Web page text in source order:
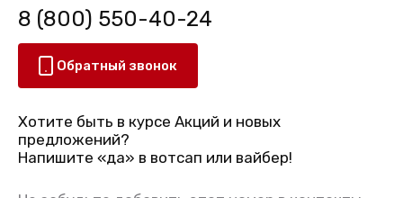
8 (800) 550-40-24
Обратный звонок
Хотите быть в курсе Акций и новых
предложений?
Напишите «да» в вотсап или вайбер!